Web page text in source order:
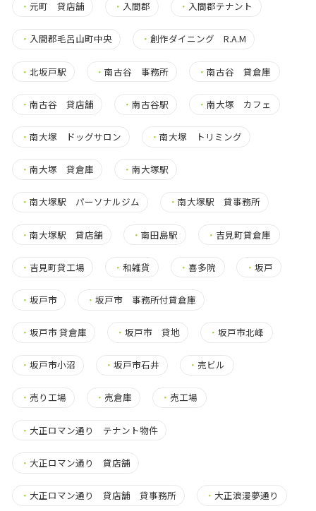
・ 元町 貸店舗 ・ 入間郡 ・ 入間郡テナント
・ 入間郡毛呂山町中央 ・創作ダイニング R.A.M
・ 北坂戸駅 ・南古谷 事務所 ・南古谷 貸倉庫
・ 南古谷 貸店舗 ・南古谷駅 ・南大塚 カフェ
・ 南大塚 ドッグサロン ・南大塚 トリミング
・ 南大塚 貸倉庫 ・南大塚駅
・ 南大塚駅 パーソナルジム ・南大塚駅 貸事務所
・ 南大塚駅 貸店舗 ・南田島駅 ・ 吉見町貸倉庫
・ 吉見町貸工場 ・和雑貨 ・喜多院 ・ 坂戸
・ 坂戸市 ・坂戸市 事務所付貸倉庫
・ 坂戸市 貸倉庫 ・坂戸市 貸地 ・坂戸市北峰
・ 坂戸市小沼 ・坂戸市石井 ・ 売ビル
・ 売り工場 ・ 売倉庫 ・ 売工場
・ 大正ロマン通り テナント物件
・ 大正ロマン通り 貸店舗
・ 大正ロマン通り 貸店舗 貸事務所 ・ 大正浪漫夢通り